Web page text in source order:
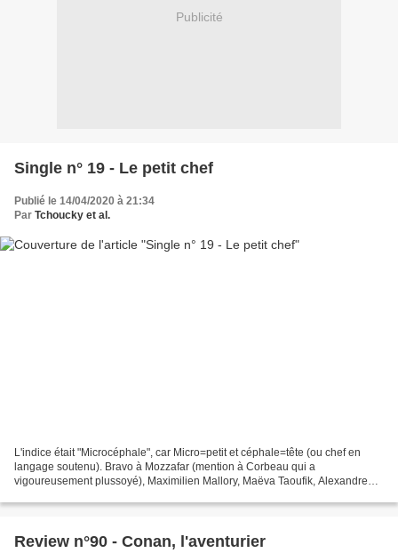
Publicité
Single n° 19 - Le petit chef
Publié le 14/04/2020 à 21:34
Par Tchoucky et al.
L'indice était "Microcéphale", car Micro=petit et céphale=tête (ou chef en
langage soutenu). Bravo à Mozzafar (mention à Corbeau qui a
vigoureusement plussoyé), Maximilien Mallory, Maëva Taoufik, Alexandre
Review n°90 - Conan, l'aventurier